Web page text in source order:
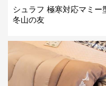
シュラフ 極寒対応マミー
冬山の友